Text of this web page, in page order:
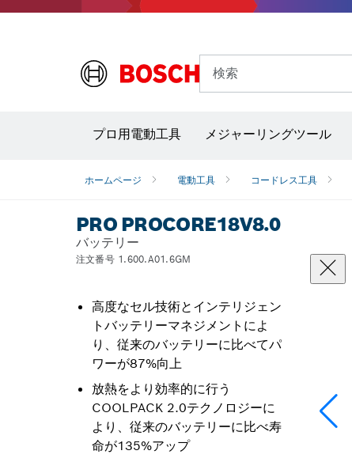
検索
プロ用電動工具 メジャーリングツール
ホームページ 電動工具 コードレス工具
PRO PROCORE18V8.0
バッテリー
注文番号 1.600.A01.6GM
高度なセル技術とインテリジェン
トバッテリーマネジメントによ
り、従来のバッテリーに比べてパ
ワーが87%向上
放熱をより効率的に行う
COOLPACK 2.0テクノロジーに
より、従来のバッテリーに比べ寿
命が135%アップ